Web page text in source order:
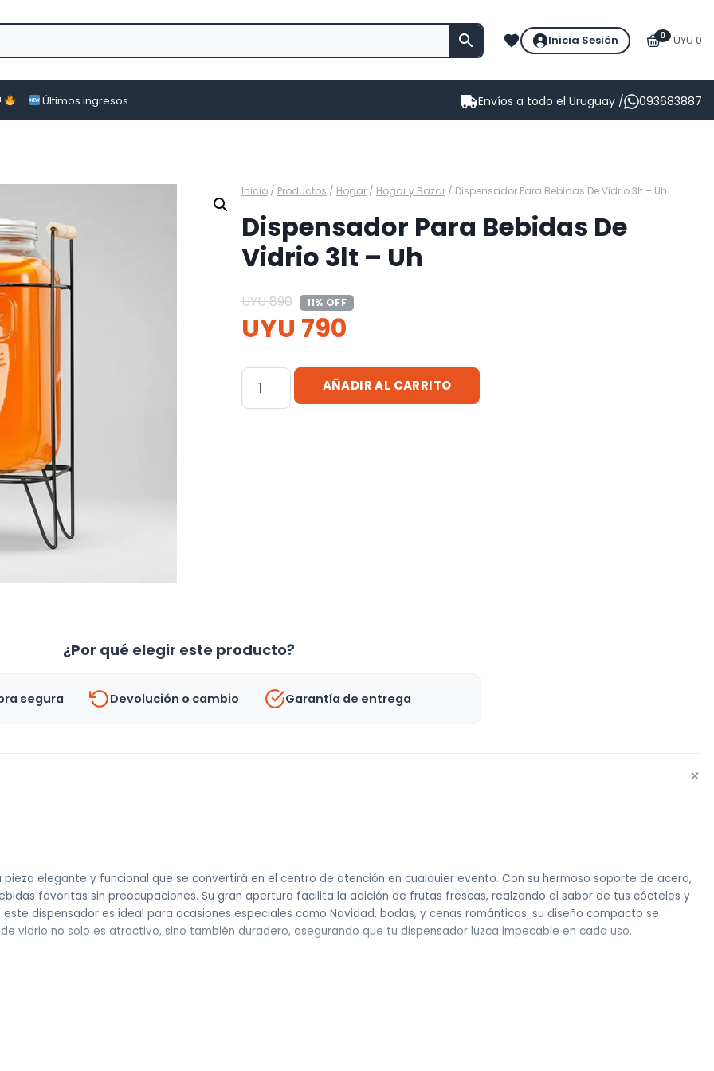
Inicia Sesión 0 UYU 0
Últimos ingresos Envíos a todo el Uruguay / 093683887
Inicio / Productos / Hogar / Hogar y Bazar / Dispensador Para Bebidas De Vidrio 3lt – Uh
Dispensador Para Bebidas De
Vidrio 3lt – Uh
UYU890 11% OFF
UYU 790
Dispensador
Para
AÑADIR AL CARRITO
¿Por qué elegir este producto?
segura Devolución o cambio Garantía de entrega
+
pieza elegante y funcional que se convertirá en el centro de atención en cualquier evento. Con su hermoso soporte de acero,
favoritas sin preocupaciones. Su gran apertura facilita la adición de frutas frescas, realzando el sabor de tus cócteles y
dispensador es ideal para ocasiones especiales como Navidad, bodas, y cenas románticas. su diseño compacto se
vidrio no solo es atractivo, sino también duradero, asegurando que tu dispensador luzca impecable en cada uso.